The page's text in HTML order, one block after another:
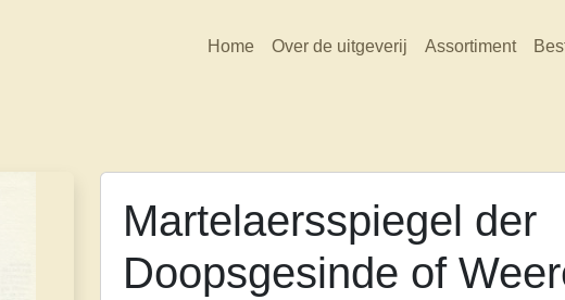
Home Over de uitgeverij Assortiment
Martelaersspiegel der
Doopsgesinde of